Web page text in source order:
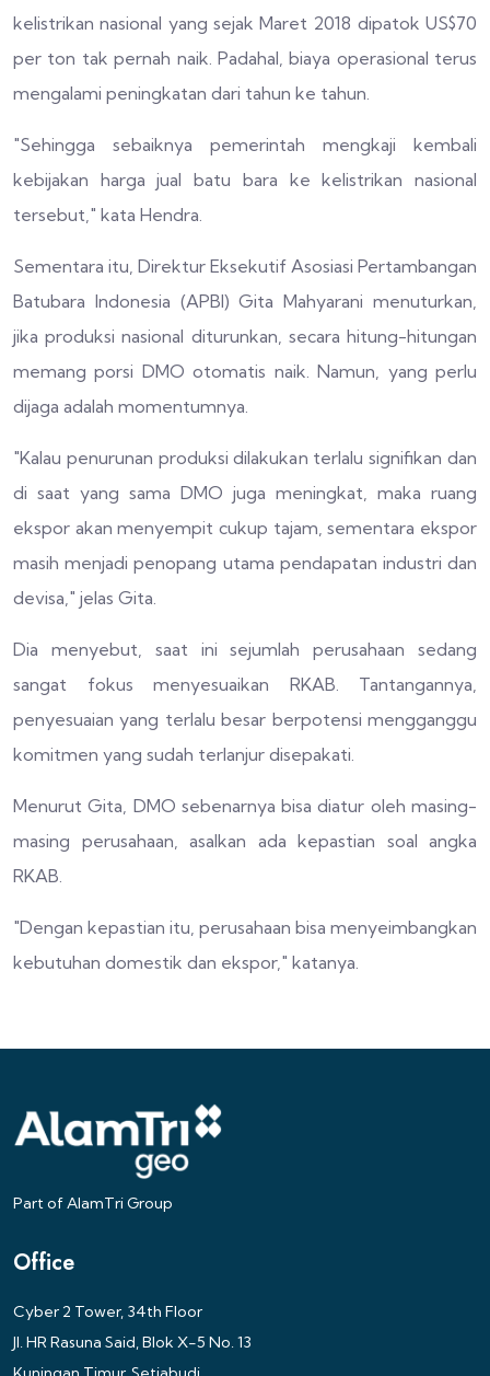
kelistrikan nasional yang sejak Maret 2018 dipatok US$70
per ton tak pernah naik. Padahal, biaya operasional terus
mengalami peningkatan dari tahun ke tahun.
"Sehingga sebaiknya pemerintah mengkaji kembali
kebijakan harga jual batu bara ke kelistrikan nasional
tersebut," kata Hendra.
Sementara itu, Direktur Eksekutif Asosiasi Pertambangan
Batubara Indonesia (APBI) Gita Mahyarani menuturkan,
jika produksi nasional diturunkan, secara hitung-hitungan
memang porsi DMO otomatis naik. Namun, yang perlu
dijaga adalah momentumnya.
"Kalau penurunan produksi dilakukan terlalu signifikan dan
di saat yang sama DMO juga meningkat, maka ruang
ekspor akan menyempit cukup tajam, sementara ekspor
masih menjadi penopang utama pendapatan industri dan
devisa," jelas Gita.
Dia menyebut, saat ini sejumlah perusahaan sedang
sangat fokus menyesuaikan RKAB. Tantangannya,
penyesuaian yang terlalu besar berpotensi mengganggu
komitmen yang sudah terlanjur disepakati.
Menurut Gita, DMO sebenarnya bisa diatur oleh masing-
masing perusahaan, asalkan ada kepastian soal angka
RKAB.
"Dengan kepastian itu, perusahaan bisa menyeimbangkan
kebutuhan domestik dan ekspor," katanya.
Part of AlamTri Group
Office
Cyber 2 Tower, 34th Floor
Jl. HR Rasuna Said, Blok X-5 No. 13